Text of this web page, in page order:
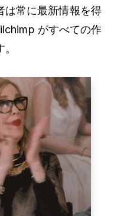
は常に最新情報を得
がすべての作
。